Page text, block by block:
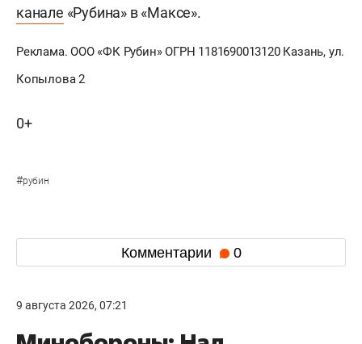
канале «Рубина» в «Максе».
Реклама. ООО «ФК Рубин» ОГРН 1181690013120 Казань, ул.
Копылова 2
0+
#рубин
Комментарии 0
9 августа 2026, 07:21